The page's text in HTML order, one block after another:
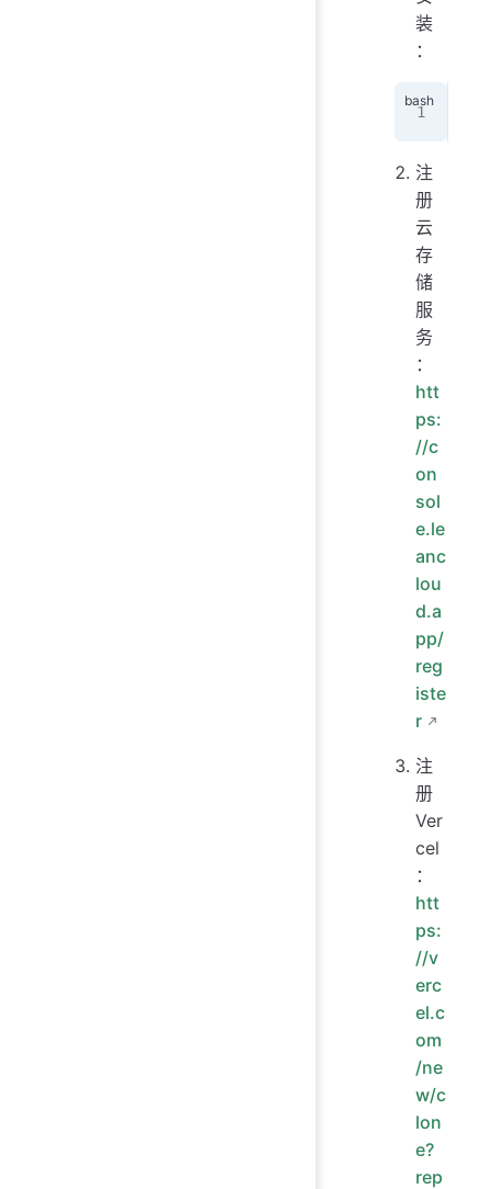
装
：
注
册
云
存
储
服
务
：
htt
ps:
//c
on
sol
e.le
anc
lou
d.a
pp/
reg
iste
r
注
册
Ver
cel
：
htt
ps:
//v
erc
el.c
om
/ne
w/c
lon
e?
rep